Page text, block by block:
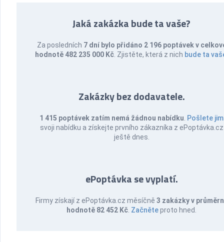
Jaká zakázka bude ta vaše?
Za posledních 7 dní bylo přidáno 2 196 poptávek v
hodnotě 482 235 000 Kč . Zjistěte, která z nich bude ta
Zakázky bez dodavatele.
1 415 poptávek zatím nemá žádnou nabídku Pošlete jim
svoji nabídku a získejte prvního zákazníka z ePoptávka.cz
ještě dnes.
ePoptávka se vyplatí.
Firmy získají z ePoptávka.cz měsíčně 3 zakázky v
hodnotě 82 452 Kč Začněteproto hned.